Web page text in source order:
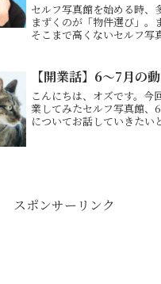
セルフ写真館を始める時、
まずくのが「物件選び」。
そこまで高くないセルフ写
す。今回は、これからセル
めたい方に向けて、物件選
【開業話】6～7月の
こんにちは、オズです。今
業してみたセルフ写真館、
についてお話していきたい
スポンサーリンク